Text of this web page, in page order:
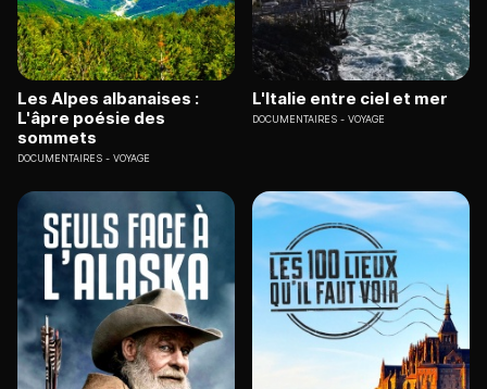
Les Alpes albanaises :
L'âpre poésie des
sommets
DOCUMENTAIRES VOYAGE
L'Italie entre ciel et mer
DOCUMENTAIRES VOYAGE